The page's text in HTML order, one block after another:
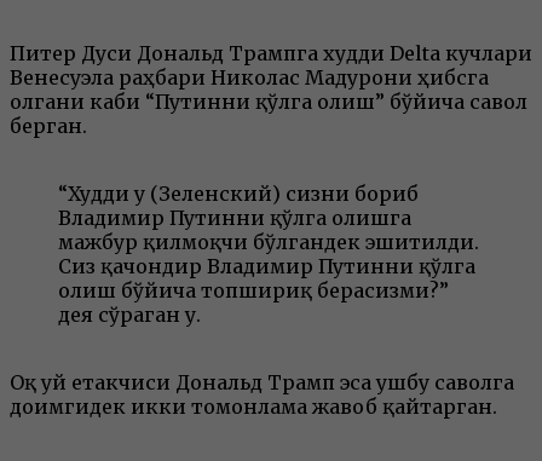
Питер Дуси Дональд Трампга худди Delta кучлари
Венесуэла раҳбари Николас Мадурони ҳибсга
олгани каби “Путинни қўлга олиш” бўйича савол
берган.
“Худди у (Зеленский) сизни бориб
Владимир Путинни қўлга олишга
мажбур қилмоқчи бўлгандек эшитилди.
Сиз қачондир Владимир Путинни қўлга
олиш бўйича топшириқ берасизми?”
дея сўраган у.
Оқ уй етакчиси Дональд Трамп эса ушбу саволга
доимгидек икки томонлама жавоб қайтарган.